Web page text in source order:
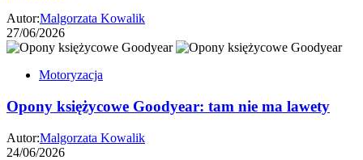
Autor:Malgorzata Kowalik
27/06/2026
Motoryzacja
Opony księżycowe Goodyear: tam nie ma lawety
Autor:Malgorzata Kowalik
24/06/2026